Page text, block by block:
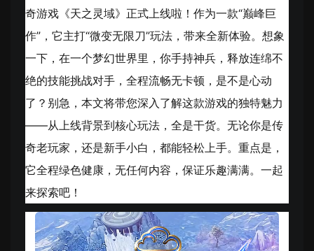
奇游戏《天之灵域》正式上线啦！作为一款“巅峰巨
作”，它主打“微变无限刀”玩法，带来全新体验。想象
一下，在一个梦幻世界里，你手持神兵，释放连绵不
绝的技能挑战对手，全程流畅无卡顿，是不是心动
了？别急，本文将带您深入了解这款游戏的独特魅力
——从上线背景到核心玩法，全是干货。无论你是传
奇老玩家，还是新手小白，都能轻松上手。重点是，
它全程绿色健康，无任何内容，保证乐趣满满。一起
来探索吧！